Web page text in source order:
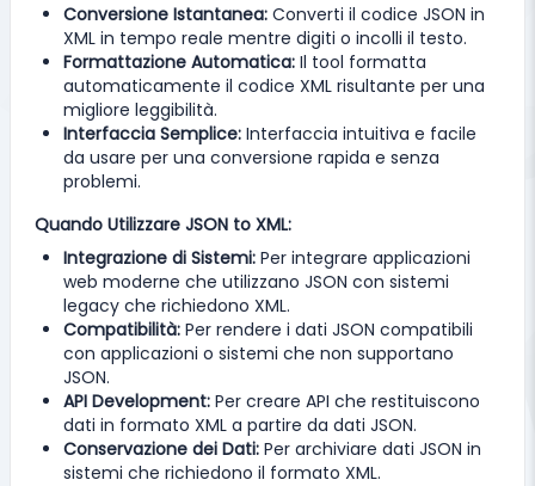
Conversione Istantanea: Converti il codice JSON in
XML in tempo reale mentre digiti o incolli il testo.
Formattazione Automatica: Il tool formatta
automaticamente il codice XML risultante per una
migliore leggibilità.
Interfaccia Semplice: Interfaccia intuitiva e facile
da usare per una conversione rapida e senza
problemi.
Quando Utilizzare JSON to XML:
Integrazione di Sistemi: Per integrare applicazioni
web moderne che utilizzano JSON con sistemi
legacy che richiedono XML.
Compatibilità: Per rendere i dati JSON compatibili
con applicazioni o sistemi che non supportano
JSON.
API Development: Per creare API che restituiscono
dati in formato XML a partire da dati JSON.
Conservazione dei Dati: Per archiviare dati JSON in
sistemi che richiedono il formato XML.